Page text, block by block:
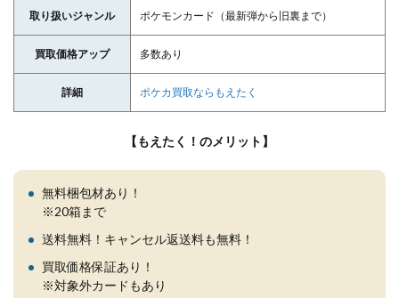
取り扱いジャンル ポケモンカード（最新弾から旧裏まで）
買取価格アップ 多数あり
詳細 ポケカ買取ならもえたく
【もえたく！のメリット】
無料梱包材あり！
※20箱まで
送料無料！キャンセル返送料も無料！
買取価格保証あり！
※対象外カードもあり